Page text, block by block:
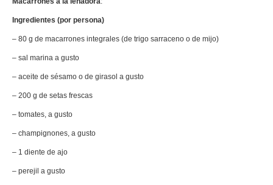
Ingredientes (por persona)
– 80 g de macarrones integrales (de trigo sarraceno o de mijo)
– sal marina a gusto
– aceite de sésamo o de girasol a gusto
– 200 g de setas frescas
– tomates, a gusto
– champignones, a gusto
– 1 diente de ajo
– perejil a gusto